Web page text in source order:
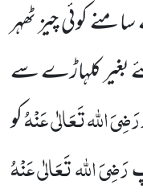
کوئی چیز ٹھہر
بغیر کلہاڑے سے
رَضِیَ اللہ تَعَالٰی عَنْہُکو
رَضِیَ اللہ تَعَالٰی عَنْہُ